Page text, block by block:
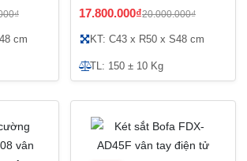
cm
17.800.000₫20.000.000₫
KT: C43 x R50 x S48 cm
TL: 150 ± 10 Kg